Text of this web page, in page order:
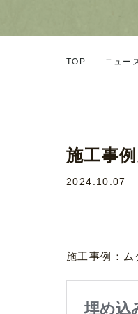
TOP ニュー
施工事
2024.10.07
施工事例：